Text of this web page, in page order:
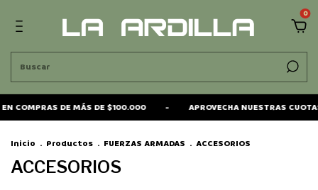
0
DE MÁS DE $100.000 - APROVECHA NUESTRAS CUOTAS SIN
Inicio . Productos . FUERZAS ARMADAS . ACCESORIOS
ACCESORIOS